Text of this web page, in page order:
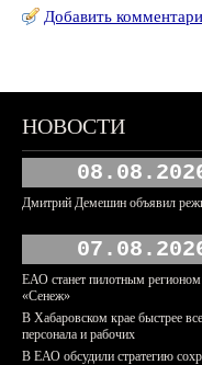
Добавить
НОВОСТИ
Дмитрий Демешин объявил
ЕАО станет пилотным регионом
«Сенеж»
В Хабаровском крае быстрее
персонала и рабочих
В ЕАО обсудили стратегию